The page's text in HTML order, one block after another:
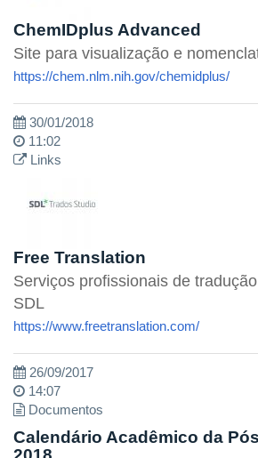
ChemIDplus Advanced
Site para visualização e
https://chem.nlm.nih.gov/chemidplus/
30/01/2018
11:02
Links
Free Translation
Serviços profissionais de
SDL
https://www.freetranslation.com/
26/09/2017
14:07
Documentos
Calendário Acadêmico da